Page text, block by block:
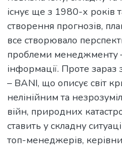
існує ще з 1980-х років
створення прогнозів,
все створювало
проблеми менеджменту
інформації. Проте
– BANI, що описує світ
нелінійним та
війн, природних
ставить у складну
топ-менеджерів,